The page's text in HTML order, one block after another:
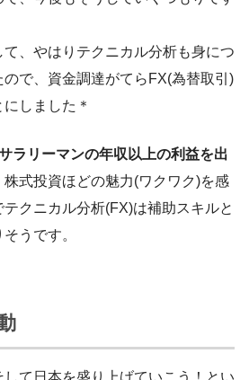
、やはりテクニカル分析も身につ
で、資金調達がてらFX(為替取引)
しました＊
ラリーマンの年収以上の利益を出
株式投資ほどの魅力(ワクワク)を感
クニカル分析(FX)は補助スキルと
うです。
て日本を盛り上げていこう！とい